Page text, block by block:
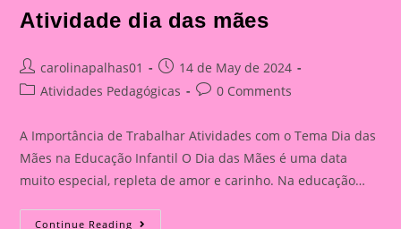
Atividade dia das mães
Post
author:
carolinapalhas01
Post
published:
14 de May de 2024
PostAtividades Pedagógicas
Post0 Comments
A Importância de Trabalhar Atividades com o Tema Dia das
Mães na Educação Infantil O Dia das Mães é uma data
muito especial, repleta de amor e carinho. Na educação…
Continue Reading Atividade